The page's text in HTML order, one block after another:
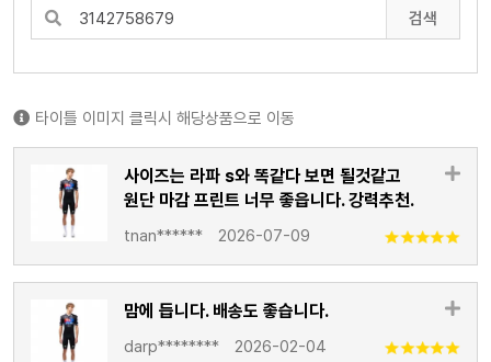
검색
타이틀 이미지 클릭시 해당상품으로 이동
사이즈는 라파 s와 똑같다 보면 될것같고
원단 마감 프린트 너무 좋읍니다. 강력추천.
tnan****** 2026-07-09
맘에 듭니다. 배송도 좋습니다.
darp******** 2026-02-04